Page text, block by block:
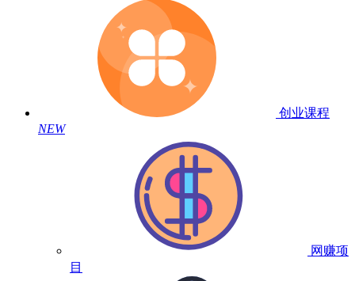
创业课程
NEW
网赚项
目